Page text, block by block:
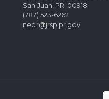
San Juan, PR. 00918
(787) 523-6262
nepr@jrsp.pr.gov